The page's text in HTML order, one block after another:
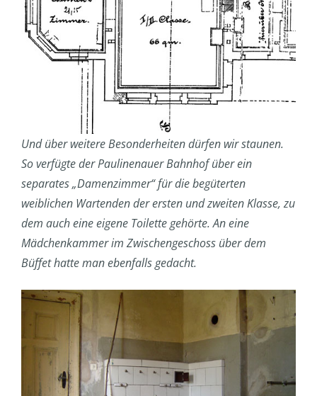
Und über weitere Besonderheiten dürfen wir staunen.
So verfügte der Paulinenauer Bahnhof über ein
separates „Damenzimmer“ für die begüterten
weiblichen Wartenden der ersten und zweiten Klasse, zu
dem auch eine eigene Toilette gehörte. An eine
Mädchenkammer im Zwischengeschoss über dem
Büffet hatte man ebenfalls gedacht.